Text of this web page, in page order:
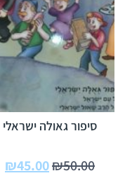
סיפור גאולה ישראלי
₪50.00
₪45.00